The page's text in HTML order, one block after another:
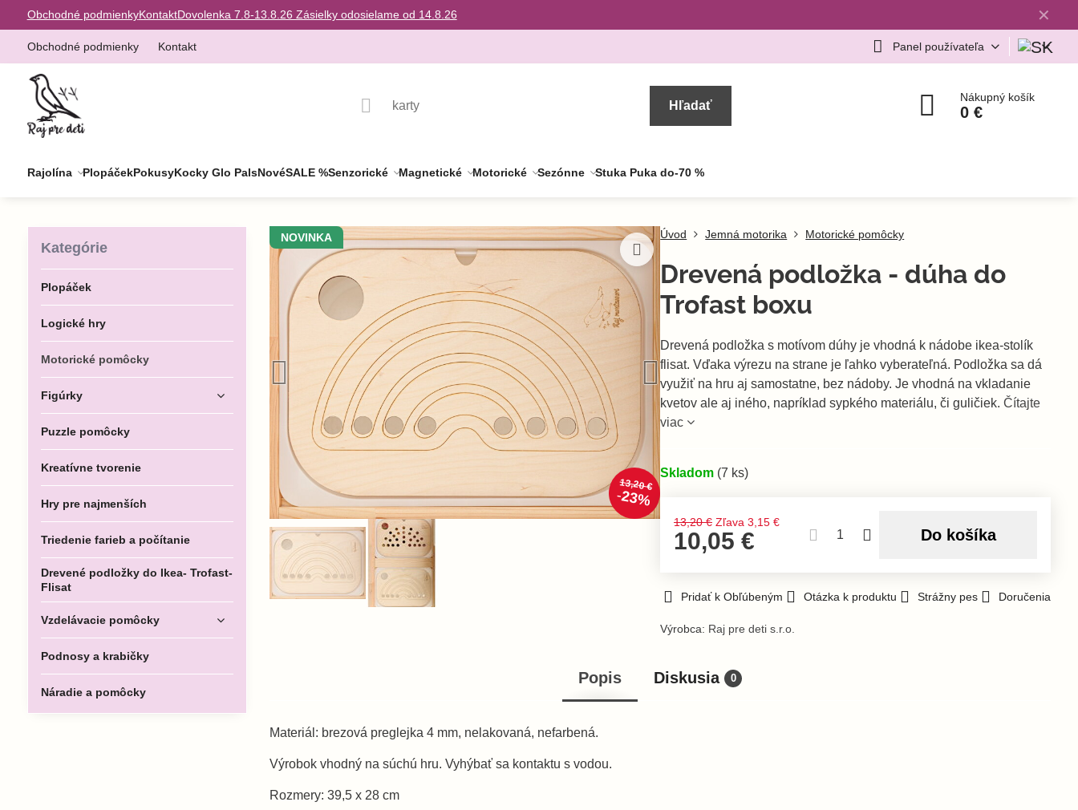
✕
Obchodné podmienkyKontaktDovolenka 7.8-13.8.26 Zásielky odosielame od 14.8.26
Obchodné podmienky Kontakt Panel používateľa
Hľadať
Nákupný košík
0 €
Rajolína PlopáčekPokusyKocky Glo PalsNovéSALE %Senzorické Magnetické Motorické Sezónne Stuka Puka do-70 %
NOVINKA
13,20 €
23%
Úvod Jemná motorika Motorické pomôcky
Drevená podložka - dúha do
Trofast boxu
Drevená podložka s motívom dúhy je vhodná k nádobe ikea-stolík
flisat. Vďaka výrezu na strane je ľahko vyberateľná. Podložka sa dá
využiť na hru aj samostatne, bez nádoby. Je vhodná na vkladanie
kvetov ale aj iného, napríklad sypkého materiálu, či guličiek.Čítajte
viac
Skladom (7 ks)
13,20 € Zľava 3,15 €
10,05 € Do košíka
Pridať k Obľúbeným Otázka k produktu Strážny pes Doručenia
Výrobca: Raj pre deti s.r.o.
Popis Diskusia 0
Materiál: brezová preglejka 4 mm, nelakovaná, nefarbená.
Výrobok vhodný na súchú hru. Vyhýbať sa kontaktu s vodou.
Rozmery: 39,5 x 28 cm
Kategórie
Plopáček
Logické hry
Motorické pomôcky
Figúrky
Puzzle pomôcky
Kreatívne tvorenie
Hry pre najmenších
Triedenie farieb a počítanie
Drevené podložky do Ikea- Trofast-
Flisat
Vzdelávacie pomôcky
Podnosy a krabičky
Náradie a pomôcky